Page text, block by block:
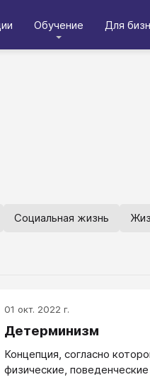
Обучение Для
Социальная жизнь
01 окт. 2022 г.
Детерминизм
Концепция, согласно
физические, поведенческие